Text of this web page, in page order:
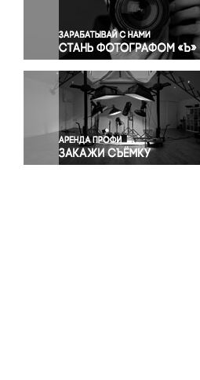
Правосудие
Происшествия и конфликты
Религия
Светская жизнь
Спорт
Экология
Экономика и бизнес